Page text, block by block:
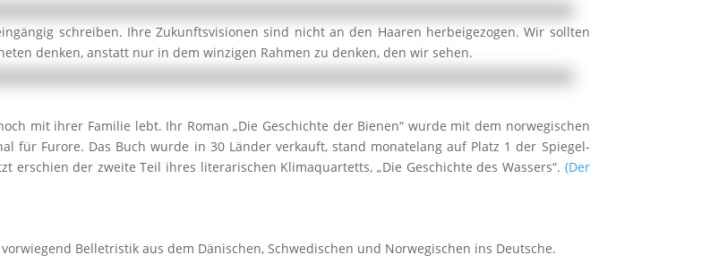
schreiben. Ihre Zukunftsvisionen sind nicht an den Haaren herbeigezogen. Wir sollten
denken, anstatt nur in dem winzigen Rahmen zu denken, den wir sehen.
mit ihrer Familie lebt. Ihr Roman „Die Geschichte der Bienen“ wurde mit dem norwegischen
für Furore. Das Buch wurde in 30 Länder verkauft, stand monatelang auf Platz 1 der Spiegel-
erschien der zweite Teil ihres literarischen Klimaquartetts, „Die Geschichte des Wassers“. (Der
Belletristik aus dem Dänischen, Schwedischen und Norwegischen ins Deutsche.